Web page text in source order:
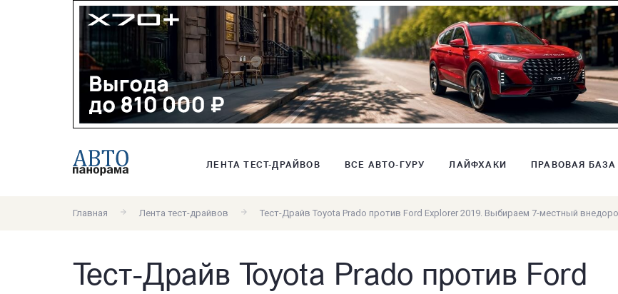
ЛЕНТА ТЕСТ-ДРАЙВОВ ВСЕ АВТО-ГУРУ ЛАЙФХАКИ ПРАВОВАЯ БАЗА
Главная Лента тест-драйвов Тест-Драйв Toyota Prado против Ford Explorer 2019. Выбираем 7-местный
Тест-Драйв Toyota Prado против Ford